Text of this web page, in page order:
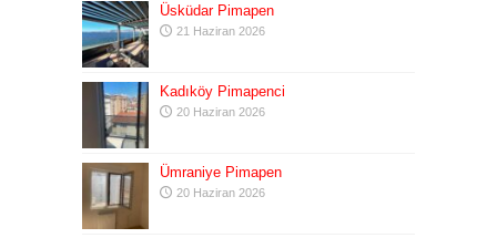
Üsküdar Pimapen
21 Haziran 2026
Kadıköy Pimapenci
20 Haziran 2026
Ümraniye Pimapen
20 Haziran 2026